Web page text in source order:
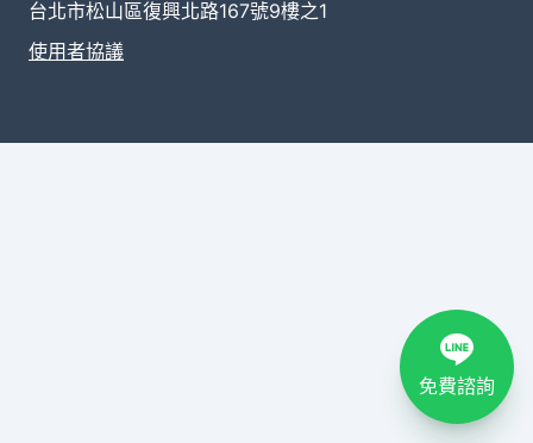
台北市松山區復興北路167號9樓之1
使用者協議
免費諮詢